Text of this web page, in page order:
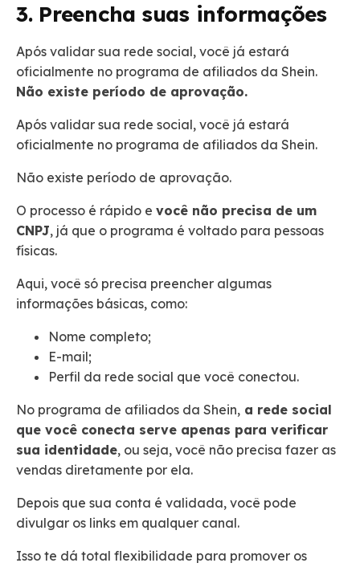
3. Preencha suas informações
Após validar sua rede social, você já estará
oficialmente no programa de afiliados da Shein.
Não existe período de aprovação.
Após validar sua rede social, você já estará
oficialmente no programa de afiliados da Shein.
Não existe período de aprovação.
O processo é rápido e você não precisa de um
CNPJ, já que o programa é voltado para pessoas
físicas.
Aqui, você só precisa preencher algumas
informações básicas, como:
Nome completo;
E-mail;
Perfil da rede social que você conectou.
No programa de afiliados da Shein, a rede social
que você conecta serve apenas para verificar
sua identidade, ou seja, você não precisa fazer as
vendas diretamente por ela.
Depois que sua conta é validada, você pode
divulgar os links em qualquer canal.
Isso te dá total flexibilidade para promover os